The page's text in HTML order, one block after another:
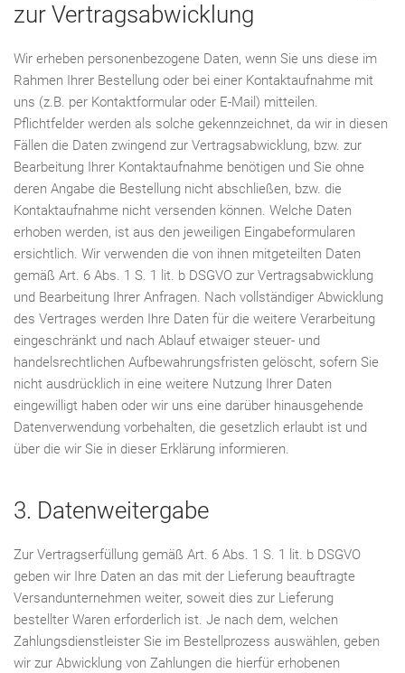
zur Vertragsabwicklung
Wir erheben personenbezogene Daten, wenn Sie uns diese im
Rahmen Ihrer Bestellung oder bei einer Kontaktaufnahme mit
uns (z.B. per Kontaktformular oder E-Mail) mitteilen.
Pflichtfelder werden als solche gekennzeichnet, da wir in diesen
Fällen die Daten zwingend zur Vertragsabwicklung, bzw. zur
Bearbeitung Ihrer Kontaktaufnahme benötigen und Sie ohne
deren Angabe die Bestellung nicht abschließen, bzw. die
Kontaktaufnahme nicht versenden können. Welche Daten
erhoben werden, ist aus den jeweiligen Eingabeformularen
ersichtlich. Wir verwenden die von ihnen mitgeteilten Daten
gemäß Art. 6 Abs. 1 S. 1 lit. b DSGVO zur Vertragsabwicklung
und Bearbeitung Ihrer Anfragen. Nach vollständiger Abwicklung
des Vertrages werden Ihre Daten für die weitere Verarbeitung
eingeschränkt und nach Ablauf etwaiger steuer- und
handelsrechtlichen Aufbewahrungsfristen gelöscht, sofern Sie
nicht ausdrücklich in eine weitere Nutzung Ihrer Daten
eingewilligt haben oder wir uns eine darüber hinausgehende
Datenverwendung vorbehalten, die gesetzlich erlaubt ist und
über die wir Sie in dieser Erklärung informieren.
3. Datenweitergabe
Zur Vertragserfüllung gemäß Art. 6 Abs. 1 S. 1 lit. b DSGVO
geben wir Ihre Daten an das mit der Lieferung beauftragte
Versandunternehmen weiter, soweit dies zur Lieferung
bestellter Waren erforderlich ist. Je nach dem, welchen
Zahlungsdienstleister Sie im Bestellprozess auswählen, geben
wir zur Abwicklung von Zahlungen die hierfür erhobenen